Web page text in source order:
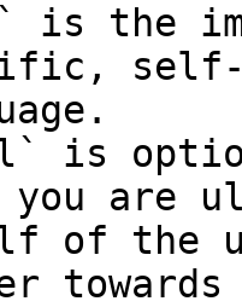
is the
self-
is
you are
of the